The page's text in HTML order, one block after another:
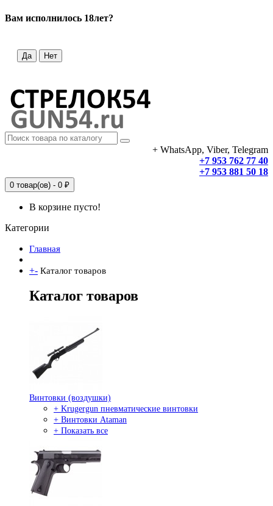
Вам исполнилось 18лет?
Да Нет
+ WhatsApp, Viber, Telegram
+7 953 762 77 40
+7 953 881 50 18
0 товар(ов) - 0 ₽
В корзине пусто!
Категории
Главная
+- Каталог товаров
Каталог товаров
Винтовки (воздушки)
+ Krugergun пневматические винтовки
+ Винтовки Ataman
+ Показать все